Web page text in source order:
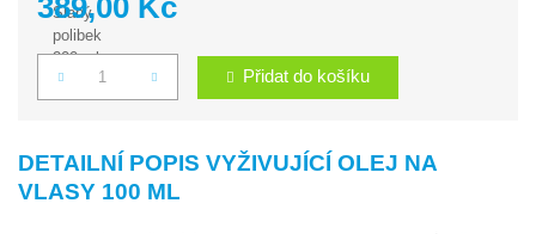
Počet Přidat do košíku
DETAILNÍ POPIS VYŽIVUJÍCÍ OLEJ NA
VLASY 100 ML